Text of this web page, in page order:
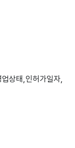
상태,인허가일자,